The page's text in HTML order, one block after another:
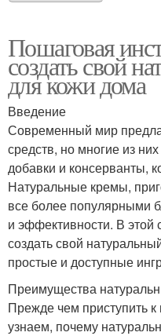
Пошаговая
создать свой
для кожи дома
Введение
Современный мир
средств, но многие из
добавки и консерванты,
Натуральные кремы,
все более популярными
и эффективности. В этой
создать свой
простые и доступные
Преимущества
Прежде чем приступить
узнаем, почему